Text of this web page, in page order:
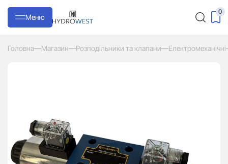
Меню
0
Головна—Магазин—Розподільники та клапани—Електромеханічні